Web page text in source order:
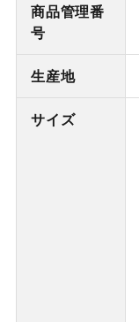
商品管理番
号
生産地
サイズ